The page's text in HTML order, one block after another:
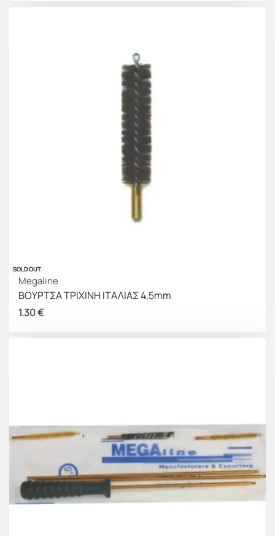
SOLD OUT
Megaline
ΒΟΥΡΤΣΑ ΤΡΙΧΙΝΗ ΙΤΑΛΙΑΣ 4,5mm
1.30€